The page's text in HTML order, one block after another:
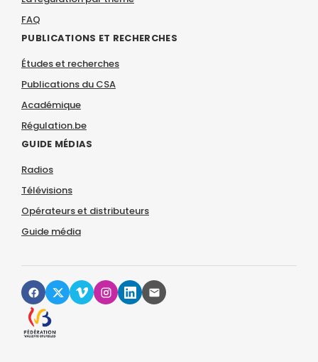
FAQ
PUBLICATIONS ET RECHERCHES
Études et recherches
Publications du CSA
Académique
Régulation.be
GUIDE MÉDIAS
Radios
Télévisions
Opérateurs et distributeurs
Guide média